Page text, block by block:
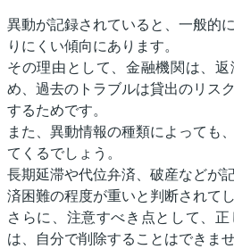
異動が記録されていると、一般的
りにくい傾向にあります。
その理由として、金融機関は、
め、過去のトラブルは貸出のリス
するためです。
また、異動情報の種類によっても
てくるでしょう。
長期延滞や代位弁済、破産などが
済困難の程度が重いと判断されてし
さらに、注意すべき点として、
は、自分で削除することはできませ